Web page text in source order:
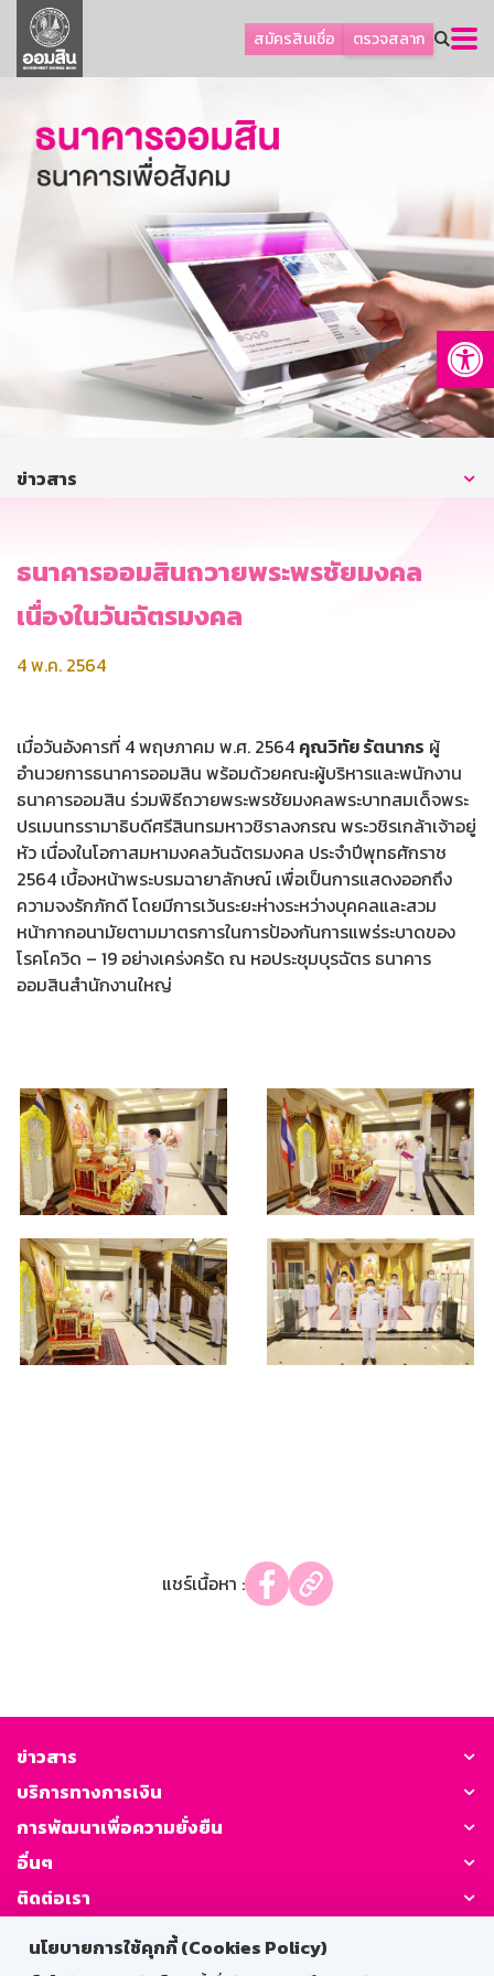
นโยบายการใช้คุกกี้ (Cookies Policy)
สมัครสินเชื่อ ตรวจสลาก
ลูกค้าธุรกิจ
ลูกค้าผู้ประกอบรายย่อย
ออมเพื่อสุข
เกี่ยวกับธนาคาร
การพัฒนาที่ยั่งยืน
บริการทางการเงิน
ติดต่อเรา
บริการออนไลน์
ข่าวสาร
ธนาคารออมสินถวายพระพรชัยมงคล
เนื่องในวันฉัตรมงคล
4 พ.ค. 2564
เมื่อวันอังคารที่ 4 พฤษภาคม พ.ศ. 2564 คุณวิทัย รัตนากร ผู้
อำนวยการธนาคารออมสิน พร้อมด้วยคณะผู้บริหารและพนักงาน
ธนาคารออมสิน ร่วมพิธีถวายพระพรชัยมงคลพระบาทสมเด็จพระ
ปรเมนทรรามาธิบดีศรีสินทรมหาวชิราลงกรณ พระวชิรเกล้าเจ้าอยู่
หัว เนื่องในโอกาสมหามงคลวันฉัตรมงคล ประจำปีพุทธศักราช
2564 เบื้องหน้าพระบรมฉายาลักษณ์ เพื่อเป็นการแสดงออกถึง
ความจงรักภักดี โดยมีการเว้นระยะห่างระหว่างบุคคลและสวม
หน้ากากอนามัยตามมาตรการในการป้องกันการแพร่ระบาดของ
โรคโควิด – 19 อย่างเคร่งครัด ณ หอประชุมบุรฉัตร ธนาคาร
ออมสินสำนักงานใหญ่
แชร์เนื้อหา :
ข่าวสาร
บริการทางการเงิน
การพัฒนาเพื่อความยั่งยืน
อื่นๆ
ติดต่อเรา
GSB Society: